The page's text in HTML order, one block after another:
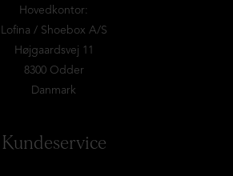
Hovedkontor:
Lofina / Shoebox A/S
Højgaardsvej 11
8300 Odder
Danmark
Kundeservice